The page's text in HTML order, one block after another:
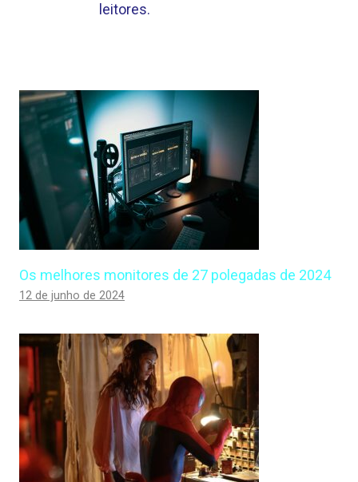
leitores.
Os melhores monitores de 27 polegadas de 2024
12 de junho de 2024